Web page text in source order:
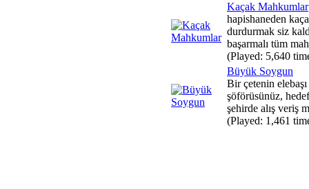
Kaçak Mahkumlar
hapishaneden
durdurmak siz
başarmalı tüm
(Played: 5,640
Büyük Soygun
Bir çetenin
şöförüsünüz,
şehirde alış veriş
(Played: 1,461